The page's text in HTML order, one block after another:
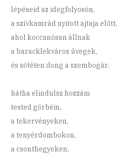
lépéseid az idegfolyosón,
a szívkamrád nyitott ajtaja előtt,
ahol koccanósan állnak
a baracklekváros üvegek,
és sötéten dong a szembogár.
hátha elindulsz hozzám
tested görbéin,
a tekervényeken,
a tenyérdombokon,
a csonthegyeken,